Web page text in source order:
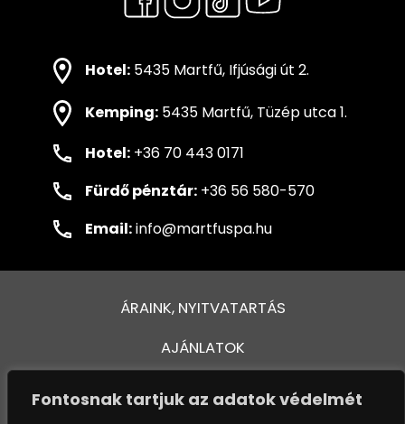
Fontosnak tartjuk az adatok védelmét
Hotel: 5435 Martfű, Ifjúsági út 2.
Kemping: 5435 Martfű, Tüzép utca 1.
Hotel: +36 70 443 0171
Fürdő pénztár: +36 56 580-570
Email:info@martfuspa.hu
ÁRAINK, NYITVATARTÁS
AJÁNLATOK